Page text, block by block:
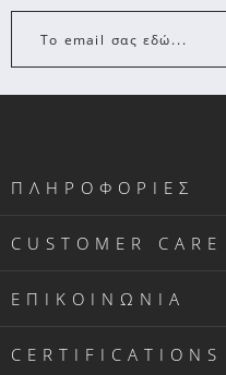
Το email σας εδώ...
ΠΛΗΡΟΦΟΡΙΕΣ
CUSTOMER CARE
ΕΠΙΚΟΙΝΩΝΙΑ
CERTIFICATIONS